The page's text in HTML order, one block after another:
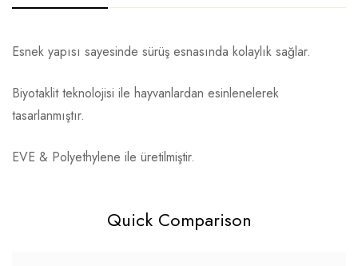
Esnek yapısı sayesinde sürüş esnasında kolaylık sağlar.
Biyotaklit teknolojisi ile hayvanlardan esinlenelerek
tasarlanmıştır.
EVE & Polyethylene ile üretilmiştir.
Quick Comparison